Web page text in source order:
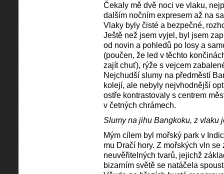
Čekaly mě dvě noci ve vlaku,
dalším nočním expresem až na
Vlaky byly čisté a bezpečné,
Ještě než jsem vyjel, byl jsem
od novin a pohledů po losy a
(poučen, že led v těchto
zajít chuť), rýže s vejcem
Nejchudší slumy na předměstí
kolejí, ale nebyly nejvhodnější
ostře kontrastovaly s centrem
v četných chrámech.
Slumy na jihu Bangkoku, z vlaku
Mým cílem byl mořský park v
mu Dračí hory. Z mořských vln
neuvěřitelných tvarů, jejichž
bizarním světě se natáčela